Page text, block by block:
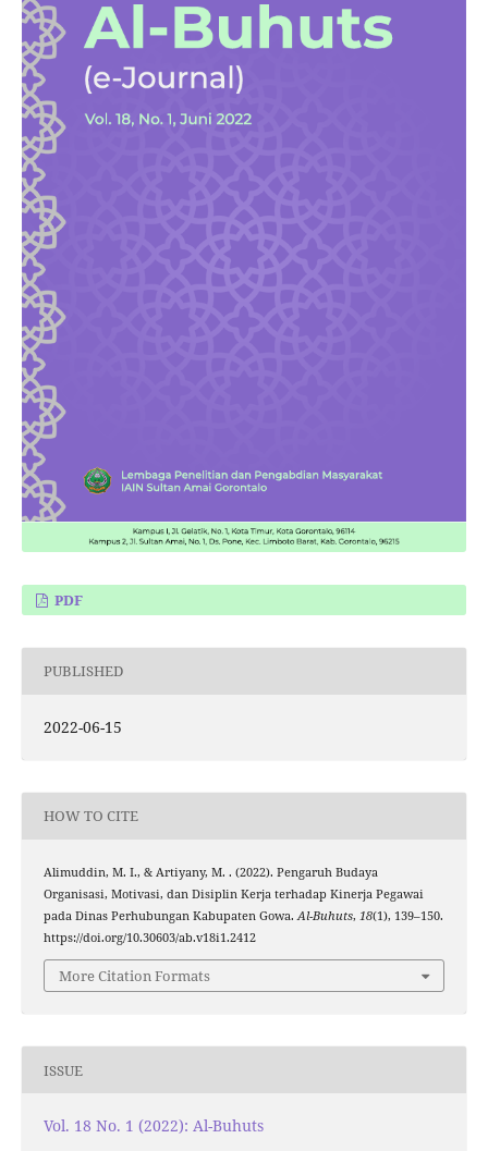
PDF
PUBLISHED
2022-06-15
HOW TO CITE
Alimuddin, M. I., & Artiyany, M. . (2022). Pengaruh Budaya
Organisasi, Motivasi, dan Disiplin Kerja terhadap Kinerja Pegawai
pada Dinas Perhubungan Kabupaten Gowa.Al-Buhuts, 18(1), 139–150.
https://doi.org/10.30603/ab.v18i1.2412
More Citation Formats
ISSUE
Vol. 18 No. 1 (2022): Al-Buhuts